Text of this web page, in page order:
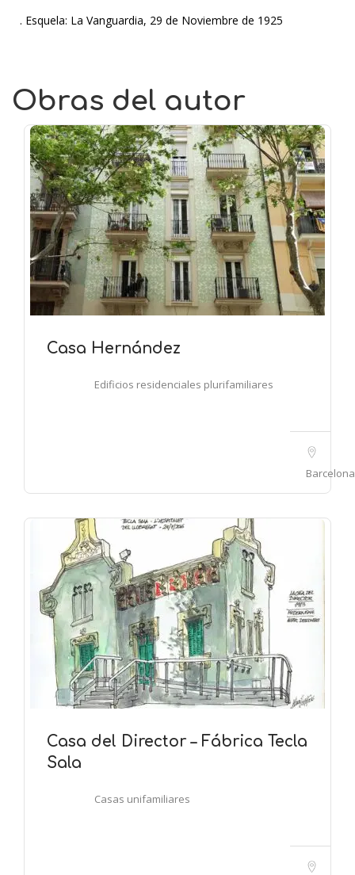
. Esquela: La Vanguardia, 29 de Noviembre de 1925
Obras del autor
Casa Hernández
Edificios residenciales plurifamiliares
Barcelona
Casa del Director – Fábrica Tecla
Sala
Casas unifamiliares